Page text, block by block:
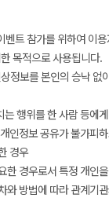
트 참가를 위하여 이
목적으로 사용됩니다.
정보를 본인의 승낙
행위를 한 사람 등에
인정보 공유가 불가피
경우
경우로서 특정 개인
와 방법에 따라 관계기